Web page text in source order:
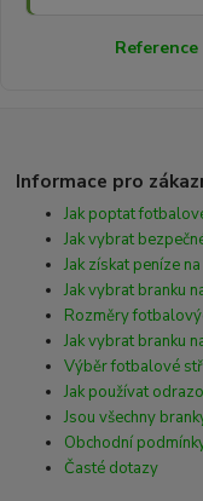
Informace pro
Jak poptat
Jak vybrat
Jak získat peníze
Jak vybrat branku
Rozměry
Jak vybrat branku
Výběr fotbalové
Jak používat
Jsou všechny
Obchodní
Časté dotazy